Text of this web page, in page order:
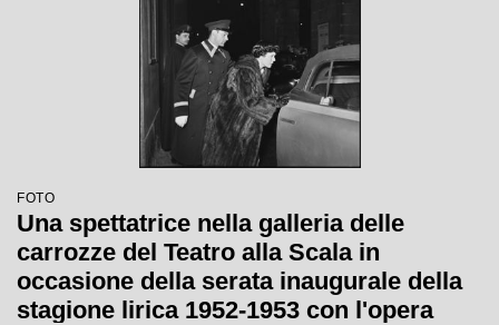
FOTO
Una spettatrice nella galleria delle
carrozze del Teatro alla Scala in
occasione della serata inaugurale della
stagione lirica 1952-1953 con l'opera